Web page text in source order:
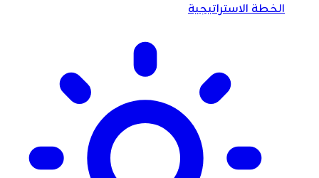
الخطة الاستراتيجية